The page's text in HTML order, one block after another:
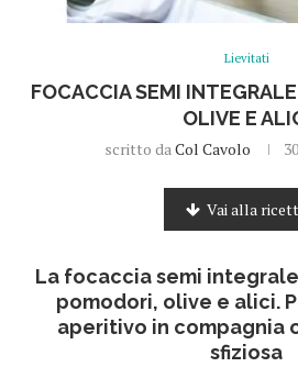
Lievitati
FOCACCIA SEMI
OLIVE E
scritto da Col Cavolo
Vai alla
La focaccia semi
pomodori, olive e alici.
aperitivo in compagnia
sfiziosa